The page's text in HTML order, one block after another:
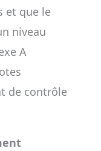
et que le
niveau
A
de contrôle